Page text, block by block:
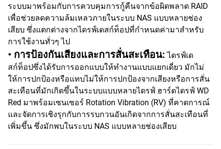
ระบบมาพร้อมกับการควบคุมการกู้คืนจากข้อผิดพลาด RAID
เพื่อช่วยลดความล้มเหลวภายในระบบ NAS แบบหลายช่อง
เสียบ ซึ่งแตกต่างจากไดรฟ์เดสก์ท็อปที่กำหนดค่ามาสำหรับ
การใช้งานทั่วๆ ไป
• การป้องกันเสียงและการสั่นสะเทือน: ไดรฟ์เด
สก์ท็อปซึ่งได้รับการออกแบบให้ทำงานแบบแยกเดี่ยว มักไม่
ให้การปกป้องหรือแทบไม่ให้การปกป้องจากเสียงหรือการสั่น
สะเทือนที่มักเกิดขึ้นในระบบแบบหลายไดรฟ์ ฮาร์ดไดรฟ์ WD
Red มาพร้อมเซนเซอร์ Rotation Vibration (RV) ที่คาดการณ์
และจัดการเชิงรุกกับการรบกวนอันเกิดจากการสั่นสะเทือนที่
เพิ่มขึ้น ซึ่งมักพบในระบบ NAS แบบหลายช่องเสียบ